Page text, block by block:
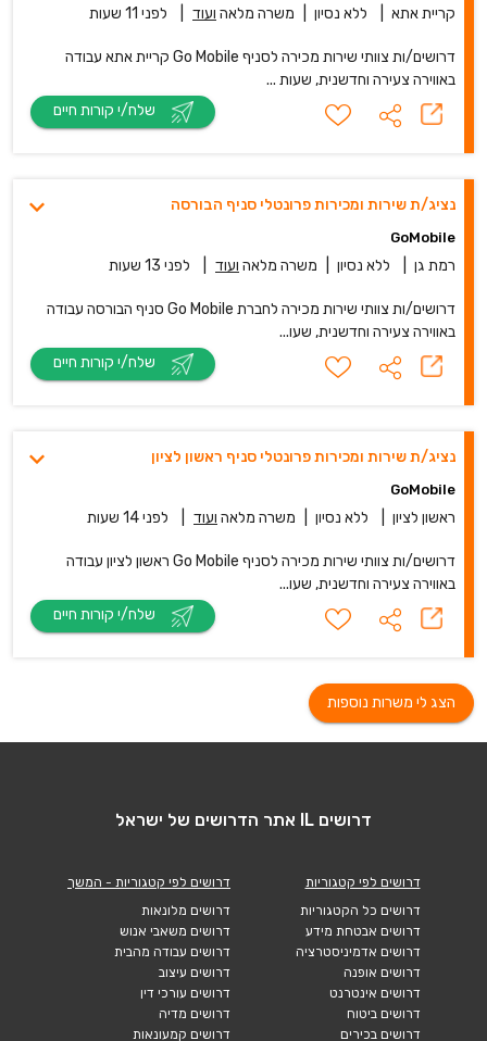
קריית אתא ללא נסיון משרה מלאה ועוד לפני 11 שעות
דרושים/ות צוותי שירות מכירה לסניף Go Mobile קריית אתא עבודה
באווירה צעירה וחדשנית, שעות ...
נציג/ת שירות ומכירות פרונטלי סניף הבורסה
GoMobile
רמת גן ללא נסיון משרה מלאה ועוד לפני 13 שעות
דרושים/ות צוותי שירות מכירה לחברת Go Mobile סניף הבורסה עבודה
באווירה צעירה וחדשנית, שעו...
נציג/ת שירות ומכירות פרונטלי סניף ראשון לציון
GoMobile
ראשון לציון ללא נסיון משרה מלאה ועוד לפני 14 שעות
דרושים/ות צוותי שירות מכירה לסניף Go Mobile ראשון לציון עבודה
באווירה צעירה וחדשנית, שעו...
הצג לי משרות נוספות
דרושים IL אתר הדרושים של ישראל
דרושים לפי קטגוריות
דרושים כל הקטגוריות
דרושים אבטחת מידע
דרושים אדמיניסטרציה
דרושים אופנה
דרושים אינטרנט
דרושים ביטוח
דרושים בכירים
דרושים לפי קטגוריות - המשך
דרושים מלונאות
דרושים משאבי אנוש
דרושים עבודה מהבית
דרושים עיצוב
דרושים עורכי דין
דרושים מדיה
דרושים קמעונאות